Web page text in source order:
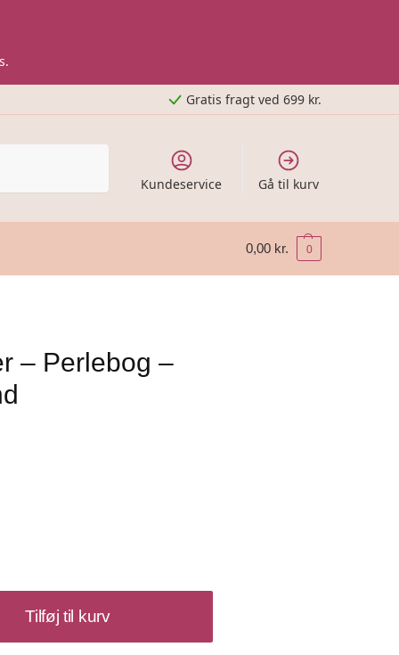
Gratis fragt ved 699 kr.
Kundeservice Gå til kurv
0,00 kr. 0
– Perlebog –
Tilføj til kurv